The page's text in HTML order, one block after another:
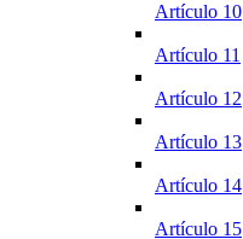
Artículo 10
Artículo 11
Artículo 12
Artículo 13
Artículo 14
Artículo 15